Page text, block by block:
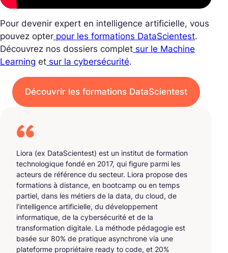
Pour devenir expert en intelligence artificielle, vous
pouvez opter pour les formations DataScientest.
Découvrez nos dossiers complet sur le Machine
Learning et sur la cybersécurité.
Découvrir les formations DataScientest
Liora (ex DataScientest) est un institut de formation
technologique fondé en 2017, qui figure parmi les
acteurs de référence du secteur. Liora propose des
formations à distance, en bootcamp ou en temps
partiel, dans les métiers de la data, du cloud, de
l’intelligence artificielle, du développement
informatique, de la cybersécurité et de la
transformation digitale. La méthode pédagogie est
basée sur 80% de pratique asynchrone via une
plateforme propriétaire ready to code, et 20%